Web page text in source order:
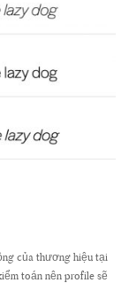
của thương hiệu tại
toán nên profile sẽ